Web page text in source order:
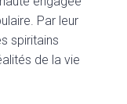
Par leur
spiritains
de la vie